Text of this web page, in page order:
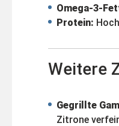
Omega-3-
Protein:
Weitere
Gegrillte
Zitrone